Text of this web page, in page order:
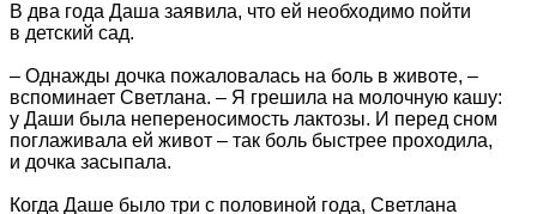
В два года Даша заявила, что ей необходимо пойти
в детский сад.
– Однажды дочка пожаловалась на боль в животе, –
вспоминает Светлана. – Я грешила на молочную кашу:
у Даши была непереносимость лактозы. И перед сном
поглаживала ей живот – так боль быстрее проходила,
и дочка засыпала.
Когда Даше было три с половиной года, Светлана